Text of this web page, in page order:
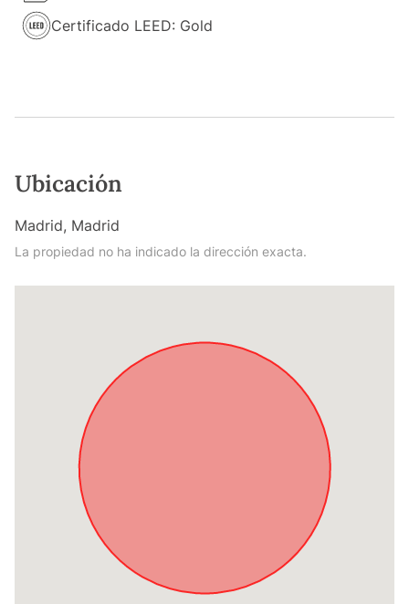
Certificado LEED: Gold
Ubicación
Madrid, Madrid
La propiedad no ha indicado la dirección exacta.